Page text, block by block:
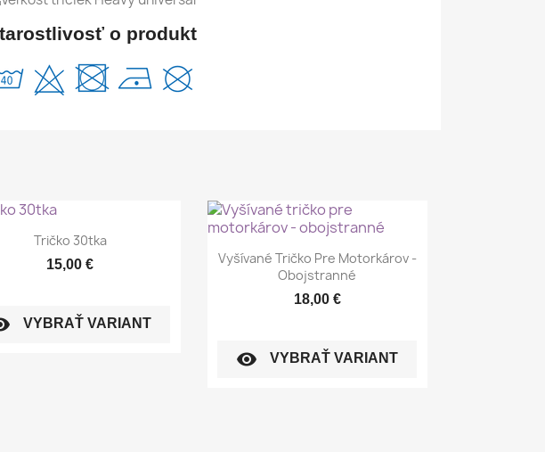
o produkt
Rýchly náhľad
Tričko 30tka
15,00 €
VYBRAŤ VARIANT
Rýchly náhľad
Vyšívané Tričko Pre Motorkárov -
Obojstranné
18,00 €
visibility VYBRAŤ VARIANT